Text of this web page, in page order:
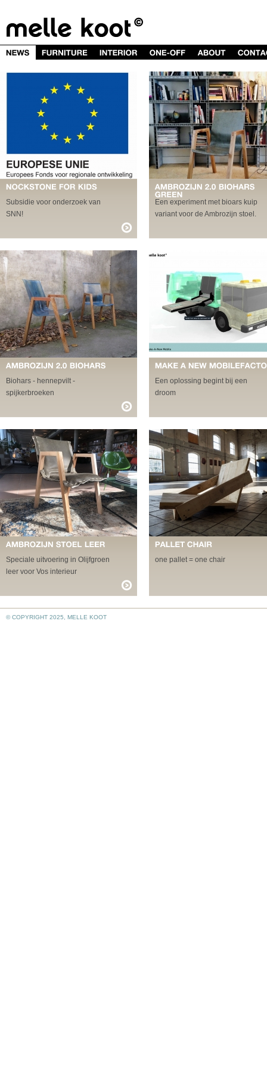
Subsidie voor onderzoek van
SNN!
Een experiment met bioars kuip
variant voor de Ambrozijn stoel.
Biohars - hennepvilt -
spijkerbroeken
Een oplossing begint bij een
droom
Speciale uitvoering in Olijfgroen
leer voor Vos interieur
one pallet = one chair
© COPYRIGHT 2025, MELLE KOOT